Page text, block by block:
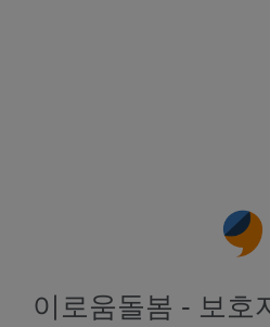
이로움돌봄 - 보호